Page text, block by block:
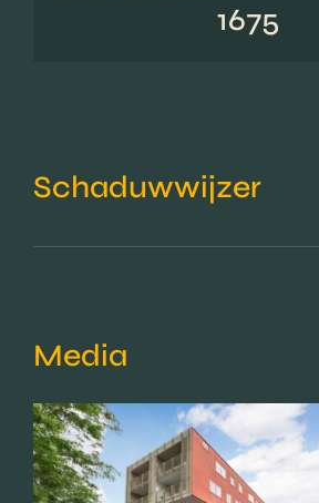
1675
Schaduwwijzer
Media